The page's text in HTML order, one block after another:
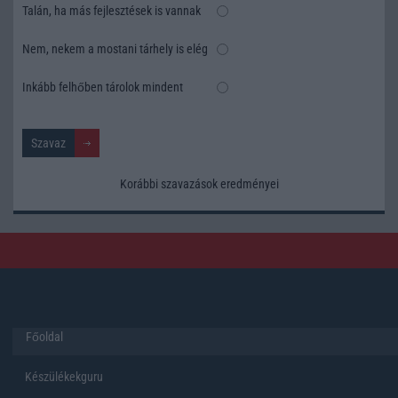
Talán, ha más fejlesztések is vannak
Nem, nekem a mostani tárhely is elég
Inkább felhőben tárolok mindent
Korábbi szavazások eredményei
Főoldal
Készülékekguru